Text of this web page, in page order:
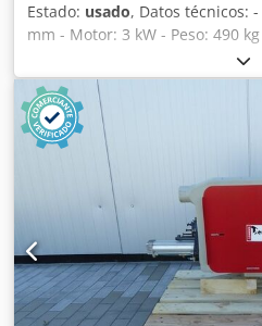
Estado: usado, Datos técnicos:
mm - Motor: 3 kW - Peso: 490